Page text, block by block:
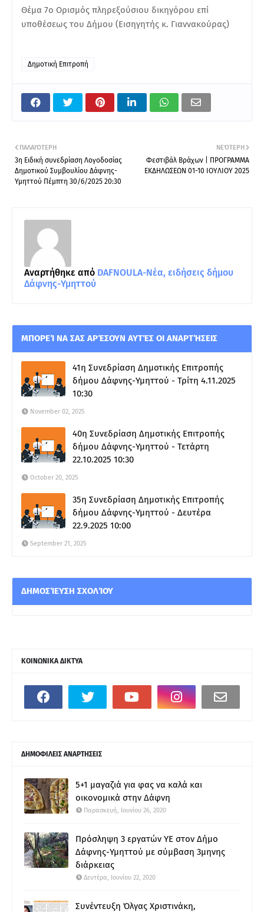
Θέμα 7ο Ορισμός πληρεξούσιου δικηγόρου επί
υποθέσεως του Δήμου (Εισηγητής κ. Γιαννακούρας)
Δημοτική Επιτροπή
ΝΕΌΤΕΡΗ
Φεστιβάλ Βράχων | ΠΡΟΓΡΑΜΜΑ
ΕΚΔΗΛΩΣΕΩΝ 01-10 IOYΛΙΟΥ 2025
ΠΑΛΑΙΌΤΕΡΗ
3η Ειδική συνεδρίαση Λογοδοσίας
Δημοτικού Συμβουλίου Δάφνης-
Υμηττού Πέμπτη 30/6/2025 20:30
Αναρτήθηκε από DAFNOULA-Νέα, ειδήσεις δήμου
Δάφνης-Υμηττού
ΜΠΟΡΕΊ ΝΑ ΣΑΣ ΑΡΈΣΟΥΝ ΑΥΤΈΣ ΟΙ ΑΝΑΡΤΉΣΕΙΣ
41η Συνεδρίαση Δημοτικής Επιτροπής
δήμου Δάφνης-Υμηττού - Τρίτη 4.11.2025
10:30
November 02, 2025
40η Συνεδρίαση Δημοτικής Επιτροπής
δήμου Δάφνης-Υμηττού - Τετάρτη
22.10.2025 10:30
October 20, 2025
35η Συνεδρίαση Δημοτικής Επιτροπής
δήμου Δάφνης-Υμηττού - Δευτέρα
22.9.2025 10:00
September 21, 2025
ΔΗΜΟΣΊΕΥΣΗ ΣΧΟΛΊΟΥ
ΚΟΙΝΩΝΙΚΑ ΔΙΚΤΥΑ
ΔΗΜΟΦΙΛΕΙΣ ΑΝΑΡΤΗΣΕΙΣ
5+1 μαγαζιά για φας να καλά και
οικονομικά στην Δάφνη
Παρασκευή, Ιουνίου 26, 2020
Πρόσληψη 3 εργατών ΥΕ στον Δήμο
Δάφνης-Υμηττού με σύμβαση 3μηνης
διάρκειας
Δευτέρα, Ιουνίου 22, 2020
Συνέντευξη Όλγας Χριστινάκη,